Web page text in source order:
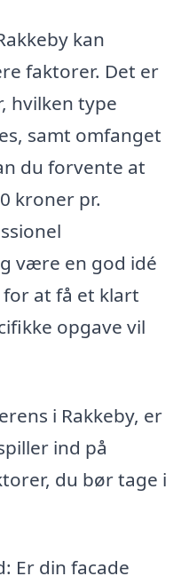
kan
faktorer. Det er
hvilken type
samt omfanget
du forvente at
kroner pr.
være en god idé
at få et klart
opgave vil
i Rakkeby, er
ind på
du bør tage i
Er din facade